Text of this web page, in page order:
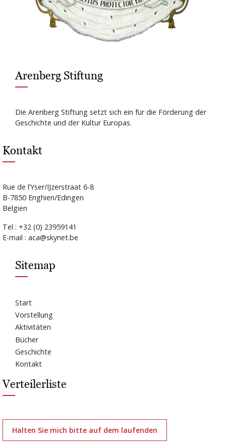
Arenberg Stiftung
Die Arenberg Stiftung setzt sich ein für die Förderung der
Geschichte und der Kultur Europas.
Kontakt
Rue de l’Yser/IJzerstraat 6-8
B-7850 Enghien/Edingen
Belgien
Tel : +32 (0) 23959141
E-mail : aca@skynet.be
Sitemap
Start
Vorstellung
Aktivitäten
Bücher
Geschichte
Kontakt
Verteilerliste
Halten Sie mich bitte auf dem laufenden